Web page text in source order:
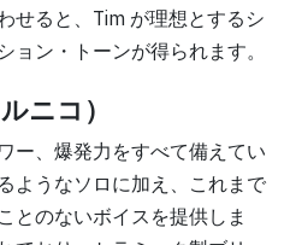
せると、Tim が理想とするシ
ョン・トーンが得られます。
ニコ）
ー、爆発力をすべて備えてい
ようなソロに加え、これまで
とのないボイスを提供しま